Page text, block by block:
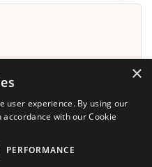
×
user experience. By using our
with our Cookie
PERFORMANCE